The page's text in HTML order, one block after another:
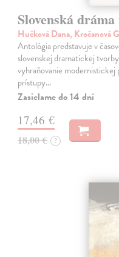
Slovenská
Hučková Dana, Kročanová
Antológia predstavuje v
slovenskej dramatickej
vyhraňovanie
prístupy…
Zasielame do 14 dní
17,46 €
18,00 € ?